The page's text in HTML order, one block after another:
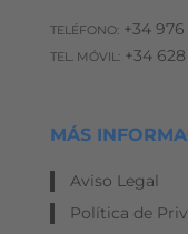
TELÉFONO: +34
TEL. MÓVIL: +34
MÁS
Aviso Legal
Política de